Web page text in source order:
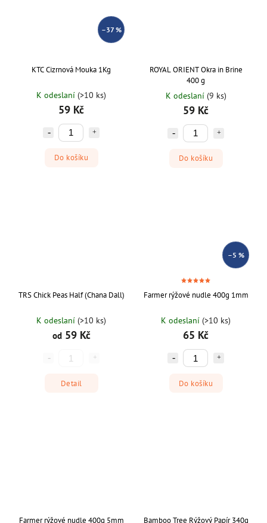
–37 %
KTC Cizrnová Mouka 1Kg
K odeslaní (>10 ks)
59 Kč
Do košíku
ROYAL ORIENT Okra in Brine
400 g
K odeslaní (9 ks)
59 Kč
Do košíku
TRS Chick Peas Half (Chana Dall)
K odeslaní (>10 ks)
od59 Kč
Detail
–5 %
Farmer rýžové nudle 400g 1mm
K odeslaní (>10 ks)
65 Kč
Do košíku
Farmer rýžové nudle 400g 5mm
Bamboo Tree Rýžový Papír 340g